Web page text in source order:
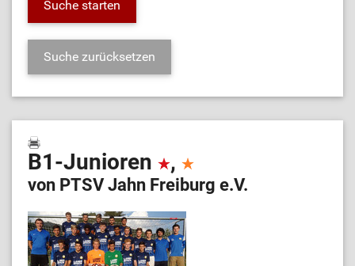
B1-Junioren ,
von PTSV Jahn Freiburg e.V.